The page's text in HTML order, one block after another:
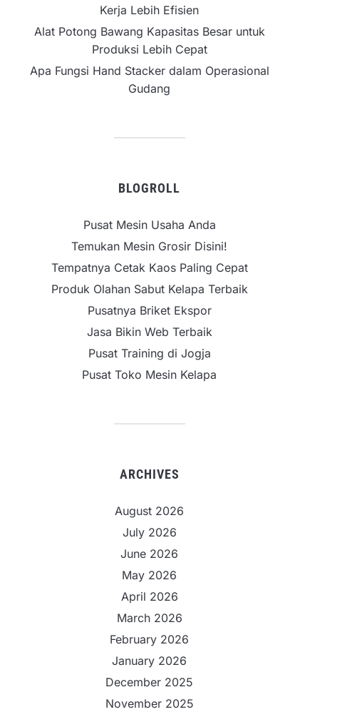
Kerja Lebih Efisien
Alat Potong Bawang Kapasitas Besar untuk
Produksi Lebih Cepat
Apa Fungsi Hand Stacker dalam Operasional
Gudang
BLOGROLL
Pusat Mesin Usaha Anda
Temukan Mesin Grosir Disini!
Tempatnya Cetak Kaos Paling Cepat
Produk Olahan Sabut Kelapa Terbaik
Pusatnya Briket Ekspor
Jasa Bikin Web Terbaik
Pusat Training di Jogja
Pusat Toko Mesin Kelapa
ARCHIVES
August 2026
July 2026
June 2026
May 2026
April 2026
March 2026
February 2026
January 2026
December 2025
November 2025